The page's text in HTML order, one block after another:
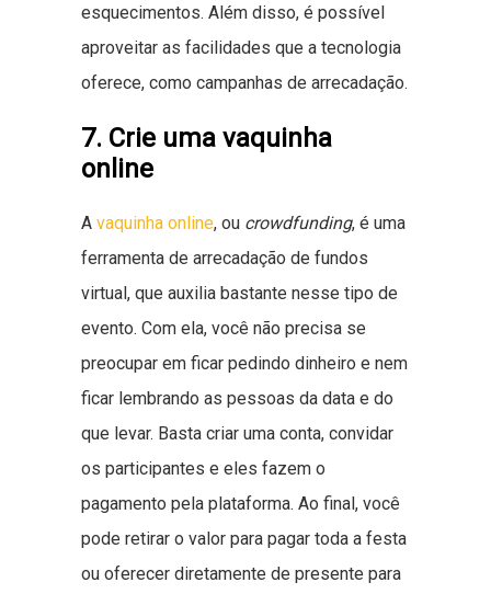
esquecimentos. Além disso, é possível
aproveitar as facilidades que a tecnologia
oferece, como campanhas de arrecadação.
7. Crie uma vaquinha
online
A vaquinha online, ou crowdfunding, é uma
ferramenta de arrecadação de fundos
virtual, que auxilia bastante nesse tipo de
evento. Com ela, você não precisa se
preocupar em ficar pedindo dinheiro e nem
ficar lembrando as pessoas da data e do
que levar. Basta criar uma conta, convidar
os participantes e eles fazem o
pagamento pela plataforma. Ao final, você
pode retirar o valor para pagar toda a festa
ou oferecer diretamente de presente para